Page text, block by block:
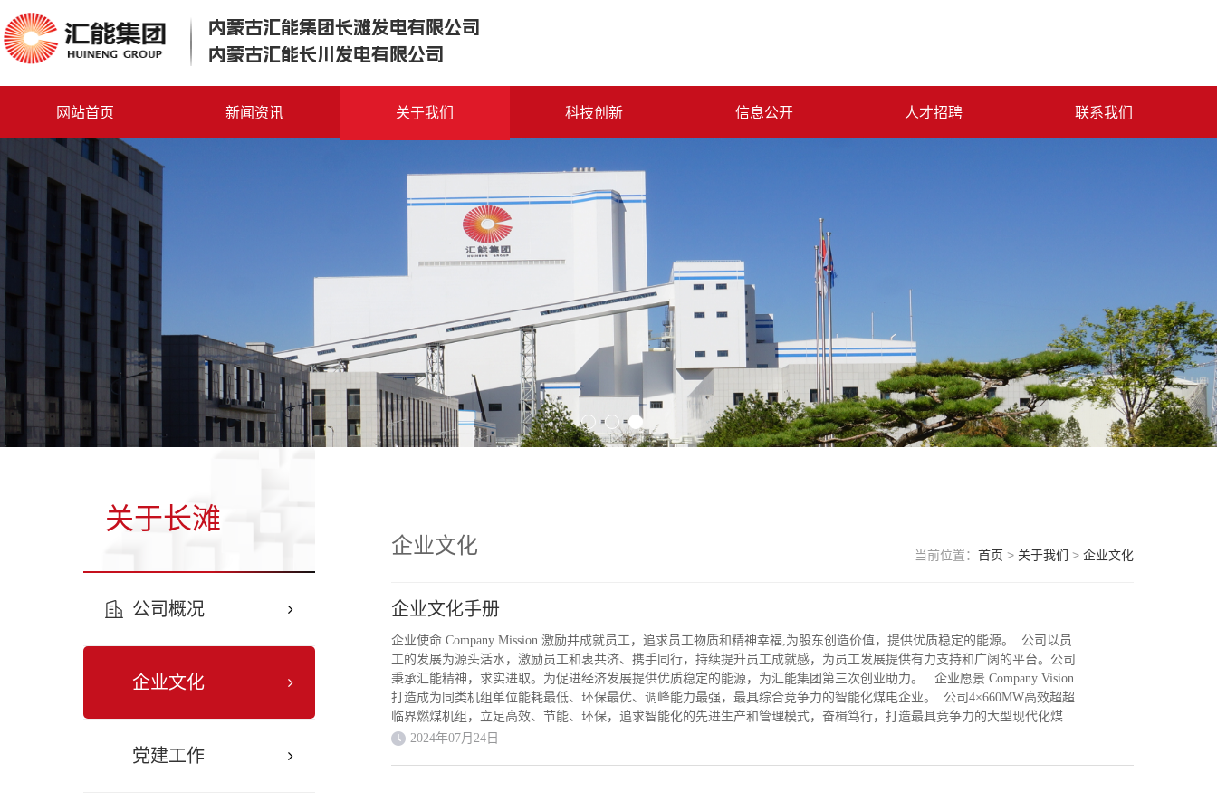
内蒙古汇能集团长滩发电有限公司
内蒙古汇能长川发电有限公司
网站首页 新闻资讯 关于我们 科技创新 信息公开 人才招聘 联系我们
关于长滩
公司概况
企业文化
党建工作
企业文化 当前位置： 首页 > 关于我们 > 企业文化
企业文化手册
企业使命 Company Mission 激励并成就员工，追求员工物质和精神幸福,为股东创造价值，提供优质稳定的能源。 公司以员
工的发展为源头活水，激励员工和衷共济、携手同行，持续提升员工成就感，为员工发展提供有力支持和广阔的平台。公司
秉承汇能精神，求实进取。为促进经济发展提供优质稳定的能源，为汇能集团第三次创业助力。 企业愿景 Company Vision
打造成为同类机组单位能耗最低、环保最优、调峰能力最强，最具综合竞争力的智能化煤电企业。 公司4×660MW高效超超
临界燃煤机组，立足高效、节能、环保，追求智能化的先进生产和管理模式，奋楫笃行，打造最具竞争力的大型现代化煤电
企业。 核心价值观 Core Values 诚信 “人而无信，不知其可也”。公司自成立以来坚持诚实守信、务实发展的原则，矢志不
2024年07月24日